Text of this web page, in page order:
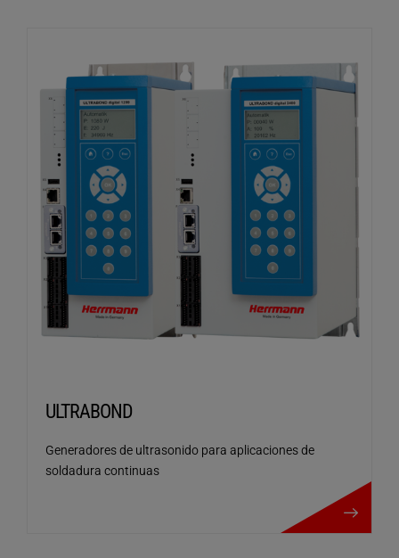
ULTRABOND
Generadores de ultrasonido para aplicaciones de
soldadura continuas
ULTRABOND